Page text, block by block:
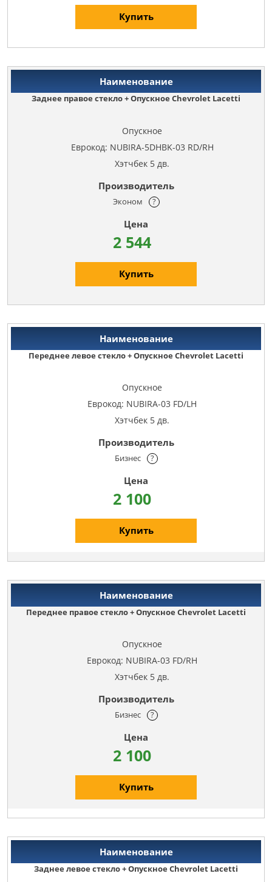
Купить
Заднее правое стекло + Опускное Chevrolet Lacetti
Опускное
Еврокод: NUBIRA-5DHBK-03 RD/RH
Хэтчбек 5 дв.
Эконом ?
2 544
Купить
Переднее левое стекло + Опускное Chevrolet Lacetti
Опускное
Еврокод: NUBIRA-03 FD/LH
Хэтчбек 5 дв.
Бизнес ?
2 100
Купить
Переднее правое стекло + Опускное Chevrolet Lacetti
Опускное
Еврокод: NUBIRA-03 FD/RH
Хэтчбек 5 дв.
Бизнес ?
2 100
Купить
Заднее левое стекло + Опускное Chevrolet Lacetti